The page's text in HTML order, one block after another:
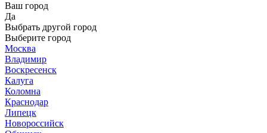
Ваш город
Да
Выбрать другой город
Выберите город
Москва
Владимир
Воскресенск
Калуга
Коломна
Краснодар
Липецк
Новороссийск